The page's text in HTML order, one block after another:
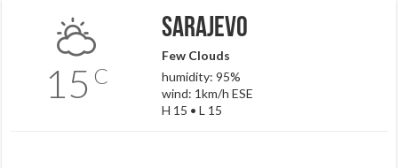
15 C
Sarajevo
Few Clouds
humidity: 95%
wind: 1km/h ESE
H 15 • L 15